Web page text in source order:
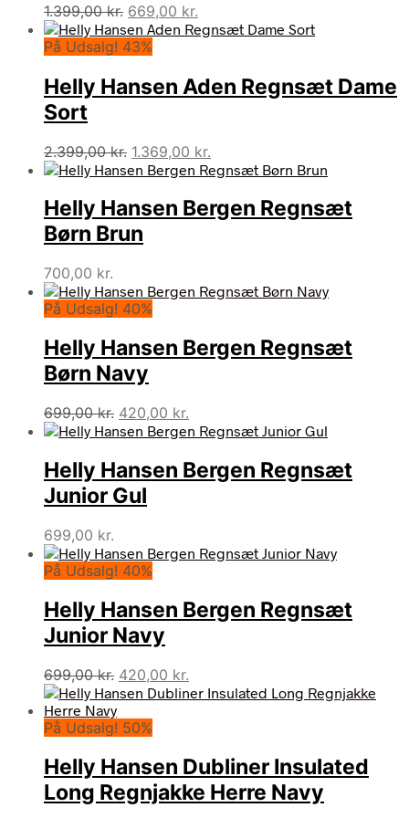
1.399,00kr. Den
oprindelige
pris
1.399,00 kr..
669,00 kr.
aktuelle
669,00 kr..
På Udsalg! 43%
Helly Hansen Aden Regnsæt Dame
Sort
2.399,00kr. Den
oprindelige
var:
2.399,00 kr..
1.369,00 kr.
aktuelle
er:
1.369,00 kr..
Helly Hansen Bergen Regnsæt
Børn Brun
700,00 kr.
På Udsalg! 40%
Helly Hansen Bergen Regnsæt
Børn Navy
699,00kr. Den
oprindelige
var:
699,00 kr..
420,00 kr.
aktuelle
er:
420,00 kr..
Helly Hansen Bergen Regnsæt
Junior Gul
699,00 kr.
På Udsalg! 40%
Helly Hansen Bergen Regnsæt
Junior Navy
699,00kr. Den
oprindelige
var:
420,00 kr.
aktuelle
På Udsalg! 50%
Helly Hansen Dubliner Insulated
Long Regnjakke Herre Navy